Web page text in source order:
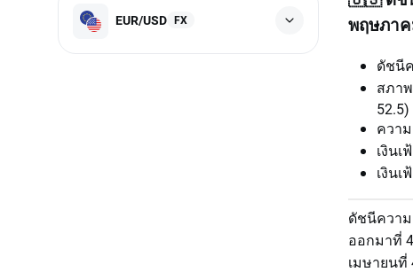
EUR/USD FX
พฤษภา
ดัชนี
สภา
52.5)
ควา
เงิน
เงิน
ดัชนีความ
ออกมาที่
เมษายนที่